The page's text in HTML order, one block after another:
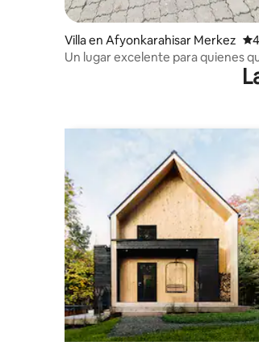
Villa en Afyonkarahisar Merkez
Un lugar excelente para quienes